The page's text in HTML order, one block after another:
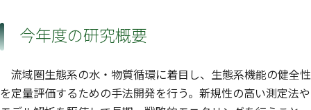
今年度の研究概要
流域圏生態系の水・物質循環に着目し、生態系機能の健全性
を定量評価するための手法開発を行う。新規性の高い測定法や